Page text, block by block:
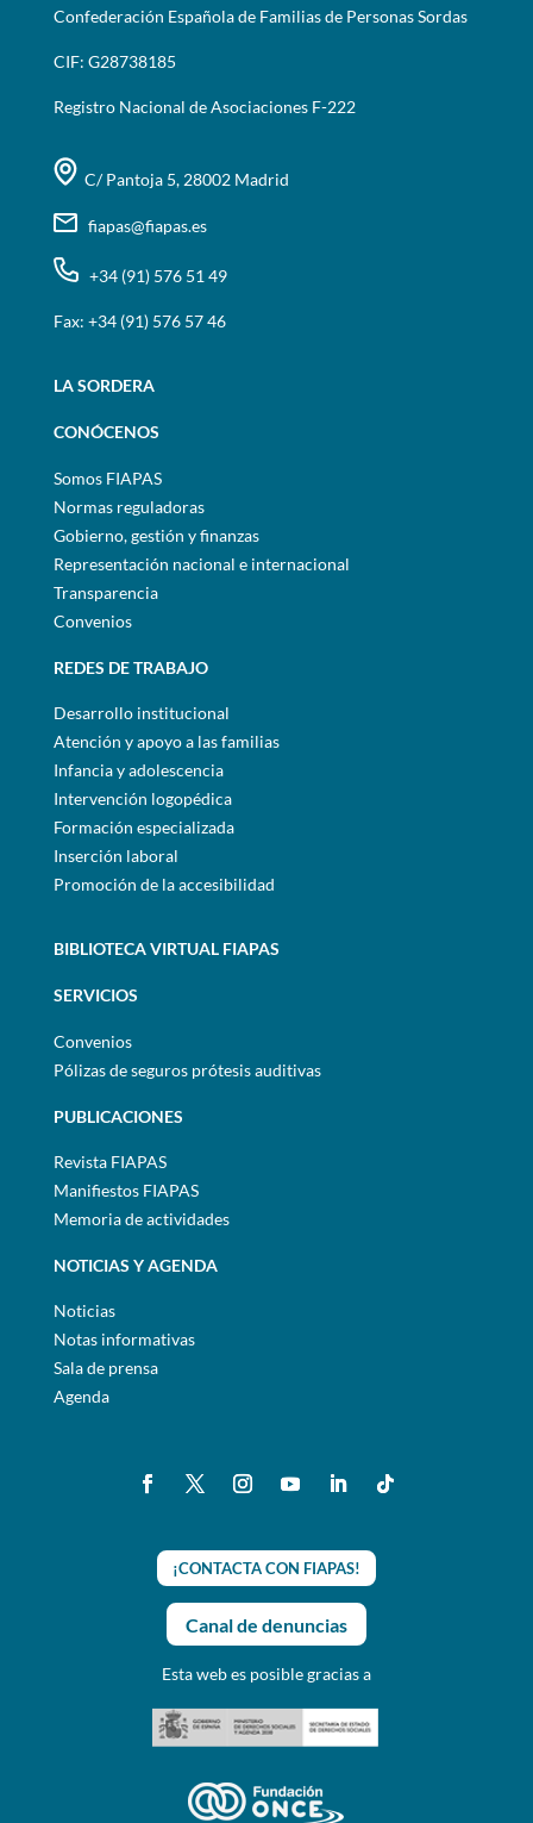
Confederación Española de Familias de Personas Sordas
CIF: G28738185
Registro Nacional de Asociaciones F-222
C/ Pantoja 5, 28002 Madrid
fiapas@fiapas.es
+34 (91) 576 51 49
Fax: +34 (91) 576 57 46
LA SORDERA
CONÓCENOS
Somos FIAPAS
Normas reguladoras
Gobierno, gestión y finanzas
Representación nacional e internacional
Transparencia
Convenios
REDES DE TRABAJO
Desarrollo institucional
Atención y apoyo a las familias
Infancia y adolescencia
Intervención logopédica
Formación especializada
Inserción laboral
Promoción de la accesibilidad
BIBLIOTECA VIRTUAL FIAPAS
SERVICIOS
Convenios
Pólizas de seguros prótesis auditivas
PUBLICACIONES
Revista FIAPAS
Manifiestos FIAPAS
Memoria de actividades
NOTICIAS Y AGENDA
Noticias
Notas informativas
Sala de prensa
Agenda
¡CONTACTA CON FIAPAS!
Canal de denuncias
Esta web es posible gracias a